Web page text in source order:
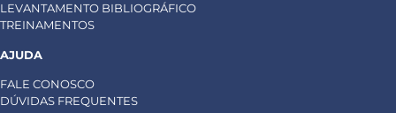
LEVANTAMENTO BIBLIOGRÁFICO
TREINAMENTOS
AJUDA
FALE CONOSCO
DÚVIDAS FREQUENTES